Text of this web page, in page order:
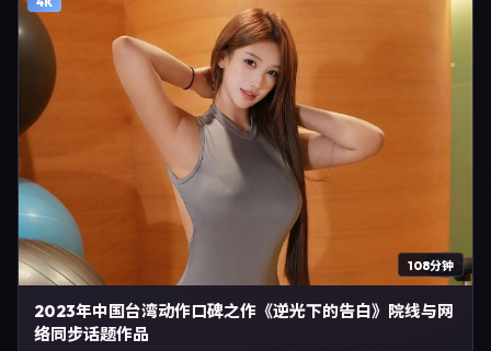
108分钟
2023年中国台湾动作口碑之作《逆光下的告白》院线与网
络同步话题作品